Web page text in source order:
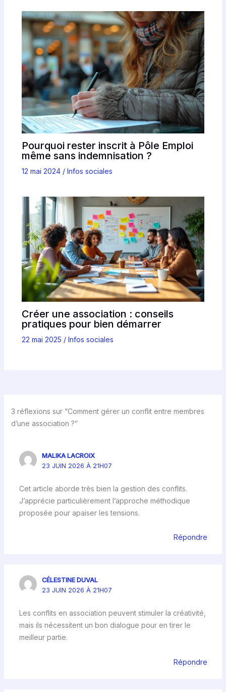
Pourquoi rester inscrit à Pôle Emploi
même sans indemnisation ?
12 mai 2024 / Infos sociales
Créer une association : conseils
pratiques pour bien démarrer
22 mai 2025 / Infos sociales
3 réflexions sur “Comment gérer un conflit entre membres
d’une association ?”
MALIKA LACROIX
23 JUIN 2026 À 21H07
Cet article aborde très bien la gestion des conflits.
J’apprécie particulièrement l’approche méthodique
proposée pour apaiser les tensions.
Répondre
CÉLESTINE DUVAL
23 JUIN 2026 À 21H07
Les conflits en association peuvent stimuler la créativité,
mais ils nécessitent un bon dialogue pour en tirer le
meilleur partie.
Répondre